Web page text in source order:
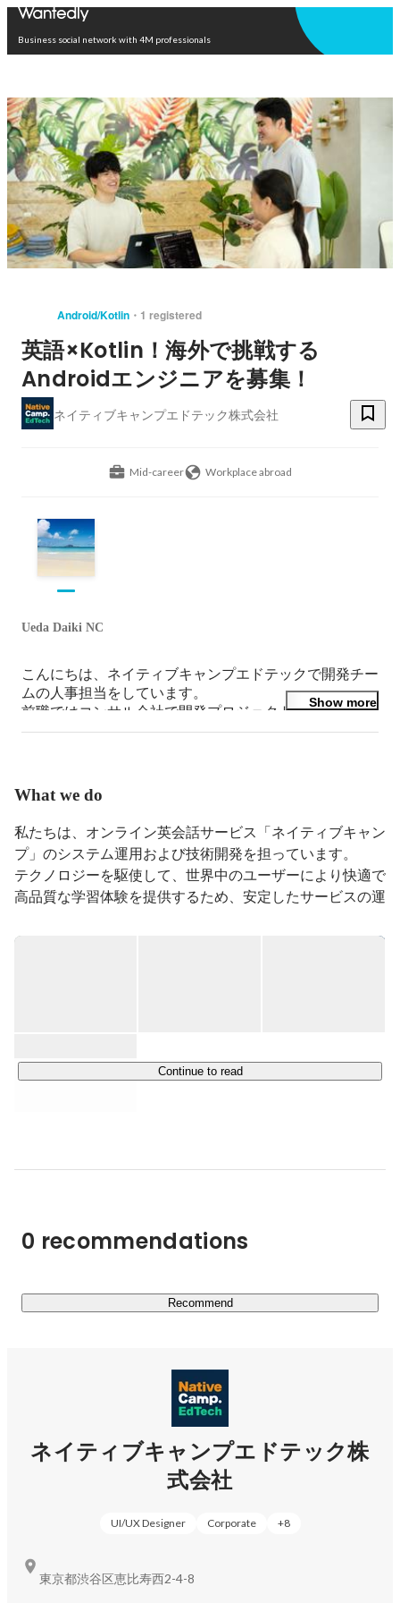
Business social network with 4M professionals
Android/Kotlin 1 registered
英語×Kotlin！海外で挑戦する
Androidエンジニアを募集！
ネイティブキャンプエドテック株式会社
Mid-career Workplace abroad
Ueda Daiki NC
こんにちは、ネイティブキャンプエドテックで開発チー
ムの人事担当をしています。
前職ではコンサル会社で開発プロジェクトに関わり、そ
の後、英語力を伸ばしたくてフィリピンへ飛び込みまし
ださい！
Show more
What we do
私たちは、オンライン英会話サービス「ネイティブキャン
プ」のシステム運用および技術開発を担っています。
テクノロジーを駆使して、世界中のユーザーにより快適で
高品質な学習体験を提供するため、安定したサービスの運
おいてサービスを展開するなど、その規模は急速に拡大し
Continue to read
0 recommendations
Recommend
ネイティブキャンプエドテック株
式会社
UI/UX Designer Corporate +8
東京都渋谷区恵比寿西2-4-8